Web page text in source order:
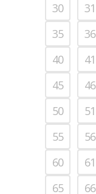
30
31
35
36
40
41
45
46
50
51
55
56
60
61
65
66